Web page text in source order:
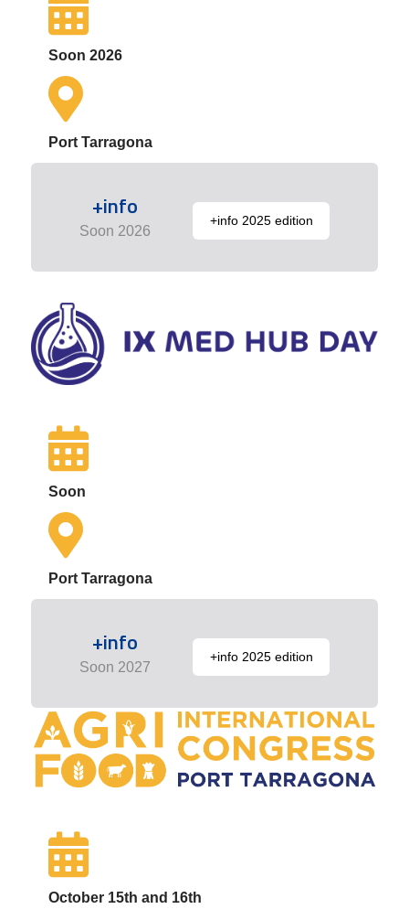
Soon 2026
Port Tarragona
+info
Soon 2026
+info 2025 edition
Soon
Port Tarragona
+info
Soon 2027
+info 2025 edition
October 15th and 16th